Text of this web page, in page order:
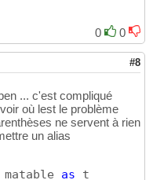
0
0
#8
... c'est compliqué
où lest le problème
ne servent à rien
un alias
matable as t